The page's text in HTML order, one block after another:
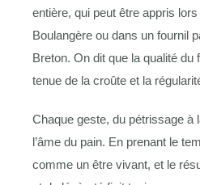
entière, qui peut être appris
Boulangère ou dans un fournil
Breton. On dit que la qualité du
tenue de la croûte et la
Chaque geste, du pétrissage à
l’âme du pain. En prenant le
comme un être vivant, et le